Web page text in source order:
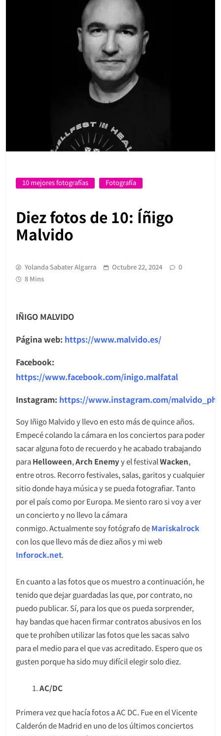
10 mejores fotografías Fotografía
Diez fotos de 10: Íñigo
Malvido
Yolanda Sabater Algarra Octubre 22, 2024
0
8 Mins
IÑIGO MALVIDO
Página web: https://www.malvido.es/
Facebook:
https://www.facebook.com/inigo.malfatal
Instagram: https://www.instagram.com/
Soy Iñigo Malvido y llevo en esto más de quince años.
Empecé colando la cámara en los conciertos para poder
sacar alguna foto de recuerdo y he acabado trabajando
paraHelloween,Arch Enemyy el festivalWacken,
entre otros. Recorro festivales, salas, garitos y cualquier
sitio donde haya música y se pueda fotografiar. Tanto
por el país como por Europa. Me siento raro si voy a ver
un concierto y no llevo la cámara
conmigo. Actualmente soy fotógrafo deMariskalrock
con los que llevo más de diez años y mi web
Inforock.net.
En cuanto a las fotos que os muestro a continuación, he
tenido que dejar guardadas las que, por contrato, no
puedo publicar. Sí, para los que os pueda sorprender,
hay bandas que hacen firmar contratos abusivos en los
que te prohíben utilizar las fotos que les sacas salvo
para el medio para el que vas acreditado. Espero que os
gusten porque ha sido muy difícil elegir solo diez.
AC/DC
Primera vez que hacía fotos a AC DC. Fue en el Vicente
Calderón de Madrid en uno de los últimos conciertos